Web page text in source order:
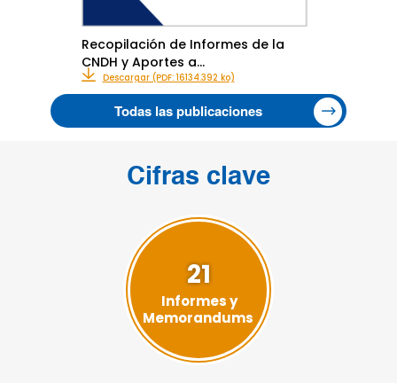
Todas las publicaciones
Recopilación de Informes de la
CNDH y Aportes a…
Descargar (PDF: 16134.392 ko)
Cifras clave
21
Informes y
Memorandums